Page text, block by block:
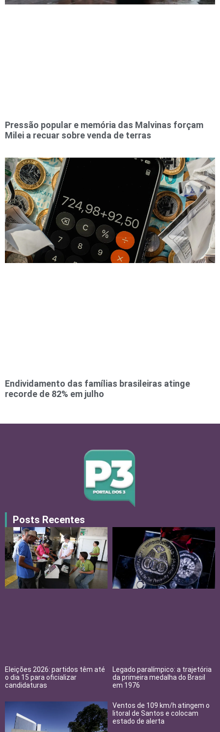
Pressão popular e memória das Malvinas forçam
Milei a recuar sobre venda de terras
Endividamento das famílias brasileiras atinge
recorde de 82% em julho
Posts Recentes
Eleições 2026: partidos têm até
o dia 15 para oficializar
candidaturas
Legado paralímpico: a trajetória
da primeira medalha do Brasil
em 1976
Ventos de 109 km/h atingem o
litoral de Santos e colocam
estado de alerta